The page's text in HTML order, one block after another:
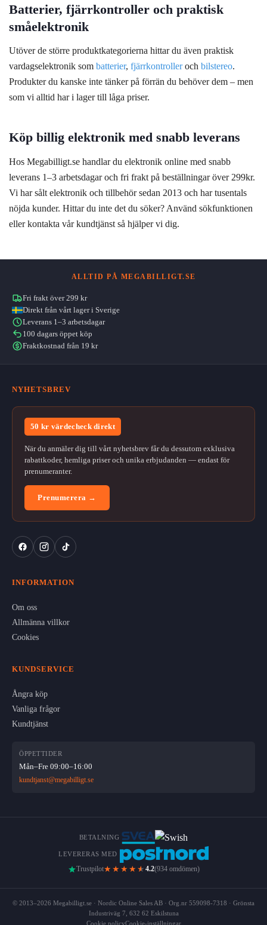
Batterier, fjärrkontroller och praktisk
småelektronik
Utöver de större produktkategorierna hittar du även praktisk
vardagselektronik som batterier, fjärrkontrolleroch bilstereo.
Produkter du kanske inte tänker på förrän du behöver dem – men
som vi alltid har i lager till låga priser.
Köp billig elektronik med snabb leverans
Hos Megabilligt.se handlar du elektronik online med snabb
leverans 1–3 arbetsdagar och fri frakt på beställningar över 299kr.
Vi har sålt elektronik och tillbehör sedan 2013 och har tusentals
nöjda kunder. Hittar du inte det du söker? Använd sökfunktionen
eller kontakta vår kundtjänst så hjälper vi dig.
ALLTID PÅ MEGABILLIGT.SE
Fri frakt över 299 kr
Direkt från vårt lager i Sverige
Leverans 1–3 arbetsdagar
100 dagars öppet köp
Fraktkostnad från 19 kr
NYHETSBREV
50 kr värdecheck direkt
När du anmäler dig till vårt nyhetsbrev får du dessutom exklusiva
rabattkoder, hemliga priser och unika erbjudanden — endast för
prenumeranter.
Prenumerera →
INFORMATION
Om oss
Allmänna villkor
Cookies
KUNDSERVICE
Ångra köp
Vanliga frågor
Kundtjänst
ÖPPETTIDER
Mån–Fre 09:00–16:00
kundtjanst@megabilligt.se
BETALNING
LEVERERAS MED
Trustpilot★★★★ ★ 4.2(934 omdömen)
© 2013–2026 Megabilligt.se · Nordic Online Sales AB · Org.nr 559098-7318 · Grönsta
Industriväg 7, 632 62 Eskilstuna
Cookie policyCookie-inställningar